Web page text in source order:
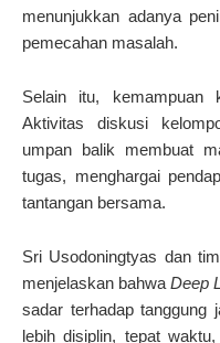
menunjukkan adanya
pemecahan masalah.
Selain itu, kemampuan
Aktivitas diskusi
umpan balik membuat
tugas, menghargai
tantangan bersama.
Sri Usodoningtyas dan
menjelaskan bahwa Deep
sadar terhadap tanggung
lebih disiplin, tepat